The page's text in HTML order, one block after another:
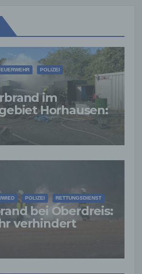
POLIZEI
im
Horhausen:
verhindert
POLIZEI RETTUNGSDIENST
bei Oberdreis:
verhindert
auf Waldgebiet